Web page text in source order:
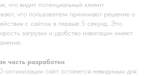
что видит потенциальный клиент.
что пользователи принимают решение о
с сайтом в первые 5 секунд. Это
загрузки и удобство навигации имеют
часть разработки
оптимизации сайт останется невидимым для